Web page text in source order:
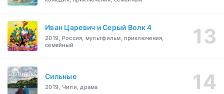
Иван Царевич и Серый Волк 4
2019, Россия, мультфильм, приключения,
семейный
Сильные
2019, Чили, драма